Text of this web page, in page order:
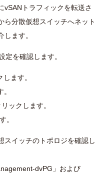
vSAN トラフィックを転送さ
ら分散仮想スイッチへネット
ます。
定を確認します。
ます。
ックします。
。
スイッチのトポロジを確認し
dvPG 」および